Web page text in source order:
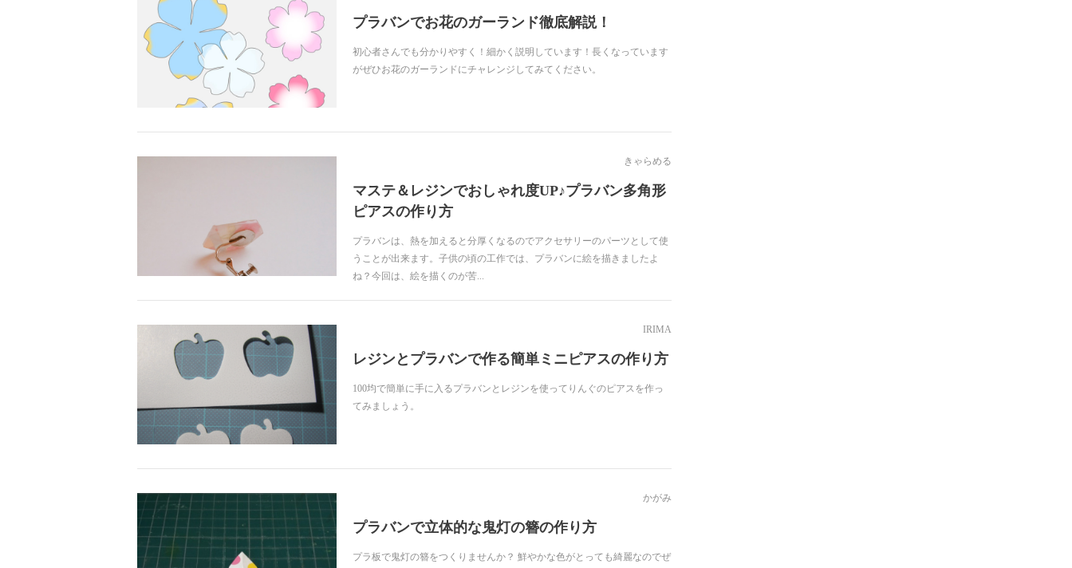
プラバンでお花のガーランド徹底解説！
初心者さんでも分かりやすく！細かく説明しています！長くなっています
がぜひお花のガーランドにチャレンジしてみてください。
きゃらめる
マステ＆レジンでおしゃれ度UP♪プラバン多角形
ピアスの作り方
プラバンは、熱を加えると分厚くなるのでアクセサリーのパーツとして使
うことが出来ます。子供の頃の工作では、プラバンに絵を描きましたよ
ね？今回は、絵を描くのが苦...
IRIMA
レジンとプラバンで作る簡単ミニピアスの作り方
100均で簡単に手に入るプラバンとレジンを使ってりんぐのピアスを作っ
てみましょう。
かがみ
プラバンで立体的な鬼灯の簪の作り方
プラ板で鬼灯の簪をつくりませんか？ 鮮やかな色がとっても綺麗なのでぜ